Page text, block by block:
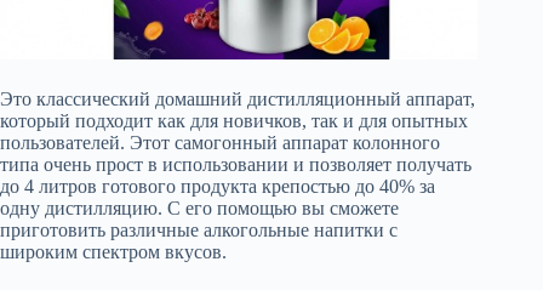
Это классический домашний дистилляционный аппарат,
который подходит как для новичков, так и для опытных
пользователей. Этот самогонный аппарат колонного
типа очень прост в использовании и позволяет получать
до 4 литров готового продукта крепостью до 40% за
одну дистилляцию. С его помощью вы сможете
приготовить различные алкогольные напитки с
широким спектром вкусов.